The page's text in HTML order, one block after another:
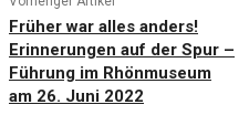
Früher war alles anders!
Erinnerungen auf der Spur –
Führung im Rhönmuseum
am 26. Juni 2022